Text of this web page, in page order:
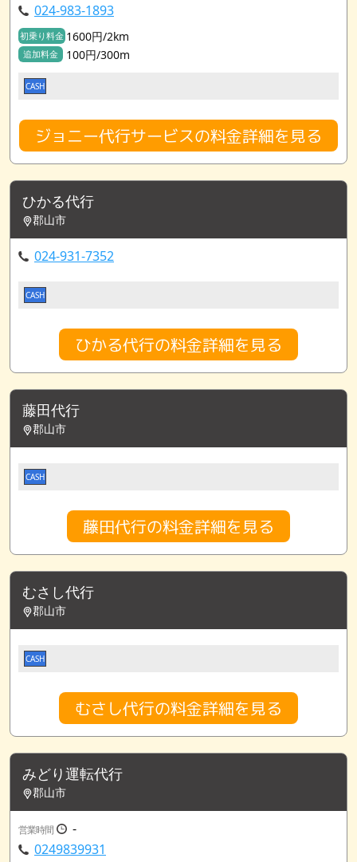
024-983-1893
初乗り料金 1600円/2km
追加料金 100円/300m
CASH
ジョニー代行サービスの料金詳細を見る
ひかる代行
郡山市
024-931-7352
CASH
ひかる代行の料金詳細を見る
藤田代行
郡山市
CASH
藤田代行の料金詳細を見る
むさし代行
郡山市
CASH
むさし代行の料金詳細を見る
みどり運転代行
郡山市
営業時間
-
0249839931